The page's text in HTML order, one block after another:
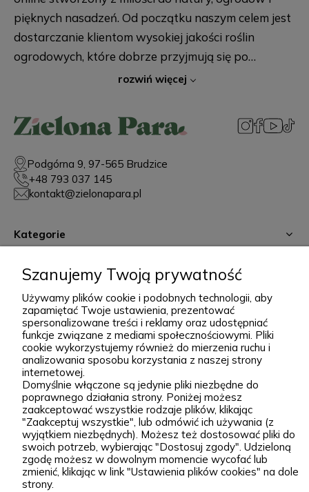
pięknych nasadzeń. Od początku naszym celem jest
dostarczanie klientom wysokiej jakości roślin
ogrodowych, które dobrze przyjmują się po
posadzeniu i przez lata zdobią przydomowe
większe kompozycje krajobrazowe. Za Zieloną Parą
stoją Wiktor i Klaudia, którzy z dużą starannością
dobierają każdą odmianę dostępną w naszej
ofercie. W sprzedaży znajdziesz zarówno
sprawdzone, klasyczne gatunki, jak i ciekawsze,
oraz sadzonki do ogrodu. Każda roślina jest przez
nas pielęgnowana, nawożona, przycinana i
przygotowywana tak, aby mogła trafić do Twojego
ogrodu w jak najlepszej kondycji. W Zielonej Parze
stawiamy przede wszystkim na jakość sadzonek.
Wiemy, że dobrze ukorzeniona, zdrowa roślina to
podstawa udanego ogrodu, dlatego nie traktujemy
sprzedaży roślin jak zwykłej wysyłki produktu.
Nasze sadzonki są starannie prowadzone i
zabezpieczane przed transportem, dzięki czemu
klienci doceniają je za wygląd, kondycję oraz dobre
przyjęcie po posadzeniu. Pozytywne opinie o
roślinach z naszej szkółki są dla nas najlepszym
potwierdzeniem, że warto dbać o każdy szczegół.
rozwiń więcej
Podgórna 9, 97-565 Brudzice
+48 793 037 145
kontakt@zielonapara.pl
Kategorie
Informacje
zielonapara.pl © 2026
Made with
by
Szanujemy Twoją prywatność
Używamy plików cookie i podobnych technologii, aby
zapamiętać Twoje ustawienia, prezentować
spersonalizowane treści i reklamy oraz udostępniać
funkcje związane z mediami społecznościowymi. Pliki
cookie wykorzystujemy również do mierzenia ruchu i
analizowania sposobu korzystania z naszej strony
internetowej.
Domyślnie włączone są jedynie pliki niezbędne do
poprawnego działania strony. Poniżej możesz
zaakceptować wszystkie rodzaje plików, klikając
"Zaakceptuj wszystkie", lub odmówić ich używania (z
wyjątkiem niezbędnych). Możesz też dostosować pliki do
swoich potrzeb, wybierając "Dostosuj zgody". Udzieloną
zgodę możesz w dowolnym momencie wycofać lub
zmienić, klikając w link "Ustawienia plików cookies" na dole
strony.